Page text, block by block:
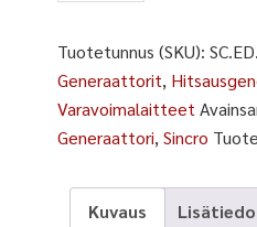
Tuotetunnus (SKU):
Generaattorit,
Varavoimalaitteet
Generaattori,Sincro
Kuvaus